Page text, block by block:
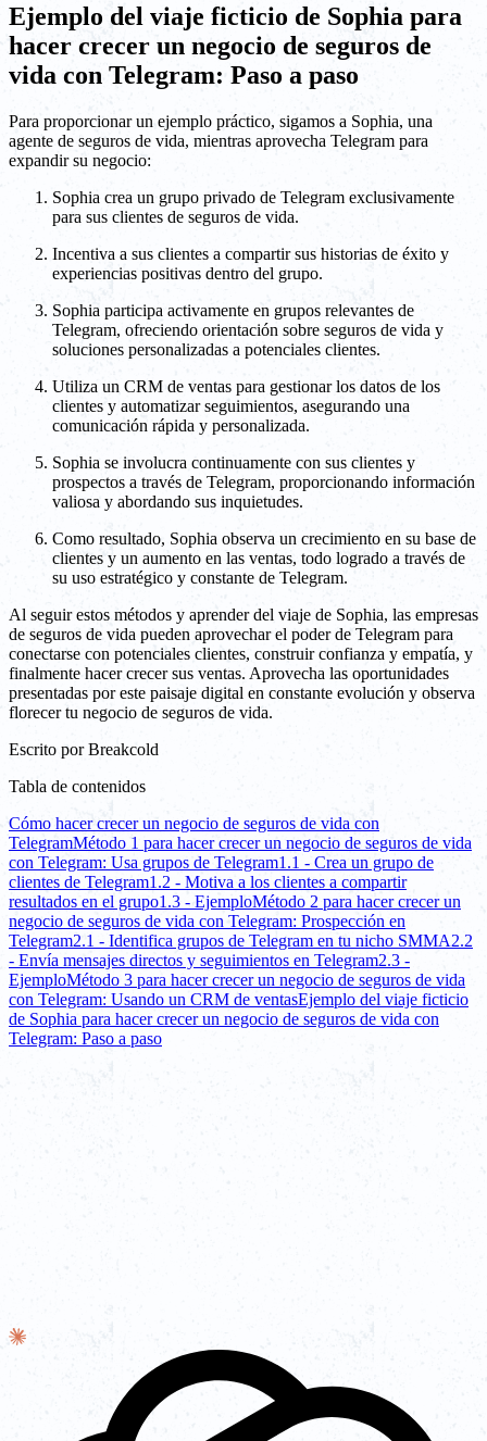
Ejemplo del viaje ficticio de Sophia para
hacer crecer un negocio de seguros de
vida con Telegram: Paso a paso
Para proporcionar un ejemplo práctico, sigamos a Sophia, una
agente de seguros de vida, mientras aprovecha Telegram para
expandir su negocio:
Sophia crea un grupo privado de Telegram exclusivamente
para sus clientes de seguros de vida.
Incentiva a sus clientes a compartir sus historias de éxito y
experiencias positivas dentro del grupo.
Sophia participa activamente en grupos relevantes de
Telegram, ofreciendo orientación sobre seguros de vida y
soluciones personalizadas a potenciales clientes.
Utiliza un CRM de ventas para gestionar los datos de los
clientes y automatizar seguimientos, asegurando una
comunicación rápida y personalizada.
Sophia se involucra continuamente con sus clientes y
prospectos a través de Telegram, proporcionando información
valiosa y abordando sus inquietudes.
Como resultado, Sophia observa un crecimiento en su base de
clientes y un aumento en las ventas, todo logrado a través de
su uso estratégico y constante de Telegram.
Al seguir estos métodos y aprender del viaje de Sophia, las empresas
de seguros de vida pueden aprovechar el poder de Telegram para
conectarse con potenciales clientes, construir confianza y empatía, y
finalmente hacer crecer sus ventas. Aprovecha las oportunidades
presentadas por este paisaje digital en constante evolución y observa
florecer tu negocio de seguros de vida.
Escrito por Breakcold
Tabla de contenidos
Cómo hacer crecer un negocio de seguros de vida con
TelegramMétodo 1 para hacer crecer un negocio de seguros de vida
con Telegram: Usa grupos de Telegram1.1 - Crea un grupo de
clientes de Telegram1.2 - Motiva a los clientes a compartir
resultados en el grupo1.3 - EjemploMétodo 2 para hacer crecer un
negocio de seguros de vida con Telegram: Prospección en
Telegram2.1 - Identifica grupos de Telegram en tu nicho SMMA2.2
- Envía mensajes directos y seguimientos en Telegram2.3 -
EjemploMétodo 3 para hacer crecer un negocio de seguros de vida
con Telegram: Usando un CRM de ventasEjemplo del viaje ficticio
de Sophia para hacer crecer un negocio de seguros de vida con
Telegram: Paso a paso